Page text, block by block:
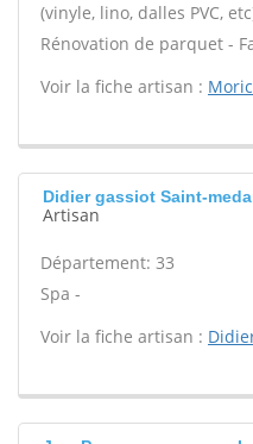
(vinyle, lino, dalles PVC,
Rénovation de parquet -
Voir la fiche artisan :
Didier gassiot Saint-
Artisan
Département: 33
Spa -
Voir la fiche artisan :